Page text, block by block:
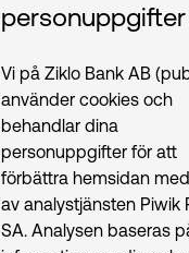
personuppgifter
Vi på Ziklo Bank AB
använder cookies och
behandlar dina
personuppgifter för att
förbättra hemsidan
av analystjänsten Piwik
SA. Analysen baseras